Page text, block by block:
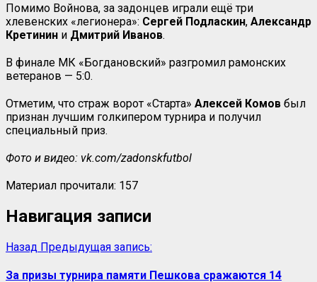
Помимо Войнова, за задонцев играли ещё три
хлевенских «легионера»: Сергей Подласкин, Александр
Кретинин и Дмитрий Иванов.
В финале МК «Богдановский» разгромил рамонских
ветеранов — 5:0.
Отметим, что страж ворот «Старта» Алексей Комов был
признан лучшим голкипером турнира и получил
специальный приз.
Фото и видео: vk.com/zadonskfutbol
Материал прочитали: 157
Навигация записи
Назад Предыдущая запись:
За призы турнира памяти Пешкова сражаются 14